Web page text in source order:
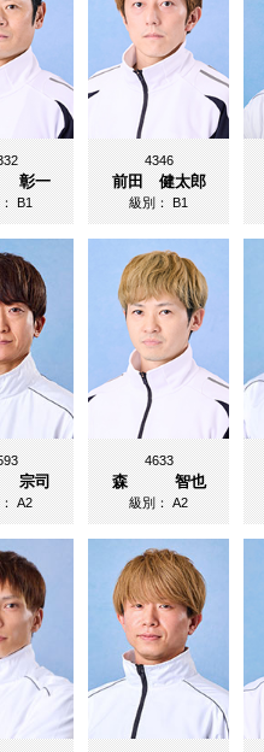
彰一
：B1
4346
前田 健太郎
級別：B1
宗司
：A2
4633
森 智也
級別：A2